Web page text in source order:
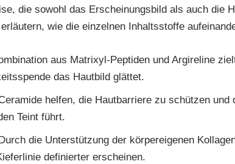
die sowohl das Erscheinungsbild als auch die
wie die einzelnen Inhaltsstoffe
aus Matrixyl-Peptiden und Argireline
das Hautbild glättet.
helfen, die Hautbarriere zu schützen
Teint führt.
die Unterstützung der körpereigenen
definierter erscheinen.